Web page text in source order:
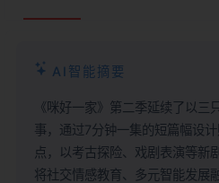
AI智能摘要
《咪好一家》第二季延续了以三
事，通过7分钟一集的短篇幅设
点，以考古探险、戏剧表演等新
将社交情感教育、多元智能发展